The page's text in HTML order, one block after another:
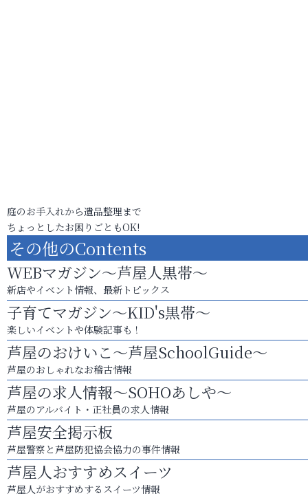
庭のお手入れから遺品整理まで
ちょっとしたお困りごともOK!
その他のContents
WEBマガジン～芦屋人黒帯～
新店やイベント情報、最新トピックス
子育てマガジン～KID's黒帯～
楽しいイベントや体験記事も！
芦屋のおけいこ～芦屋SchoolGuide～
芦屋のおしゃれなお稽古情報
芦屋の求人情報～SOHOあしや～
芦屋のアルバイト・正社員の求人情報
芦屋安全掲示板
芦屋警察と芦屋防犯協会協力の事件情報
芦屋人おすすめスイーツ
芦屋人がおすすめするスイーツ情報